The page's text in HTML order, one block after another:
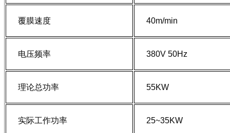
覆膜速度 40m/min
电压频率 380V 50Hz
理论总功率 55KW
实际工作功率 25~35KW